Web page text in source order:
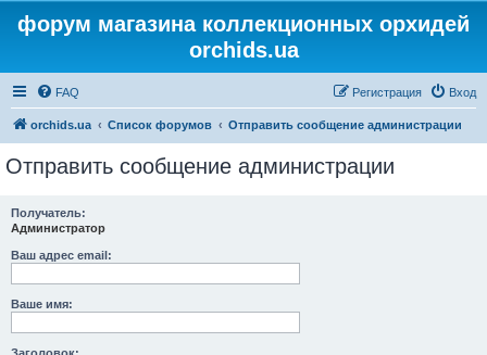
форум магазина коллекционных орхидей
orchids.ua
FAQ Вход
Регистрация
orchids.ua Список форумов Отправить сообщение администрации
Отправить сообщение администрации
Получатель:
Администратор
Ваш адрес email:
Ваше имя: